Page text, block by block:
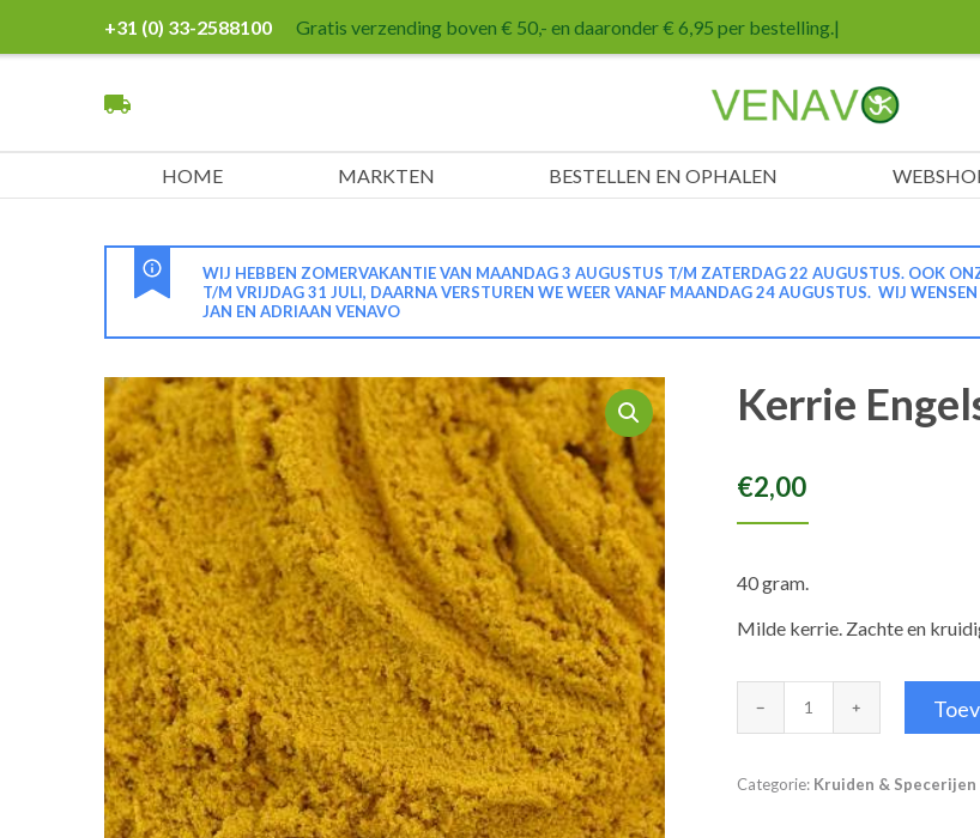
+31 (0) 33-2588100 Gratis verzending boven € 50,- en daaronder € 6,95 per bestelling. |
HOME MARKTEN BESTELLEN EN OPHALEN
WIJ HEBBEN ZOMERVAKANTIE VAN MAANDAG 3 AUGUSTUS T/M ZATERDAG 22 AUGUSTUS. OOK
T/M VRIJDAG 31 JULI, DAARNA VERSTUREN WE WEER VANAF MAANDAG 24 AUGUSTUS. WIJ WENSEN
JAN EN ADRIAAN VENAVO
Kerrie
€2,00
40 gram.
Milde kerrie. Zachte en
Engels
Categorie: Kruiden & Specerijen